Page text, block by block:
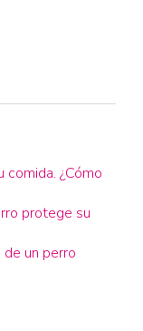
¿Cómo
protege su
un perro